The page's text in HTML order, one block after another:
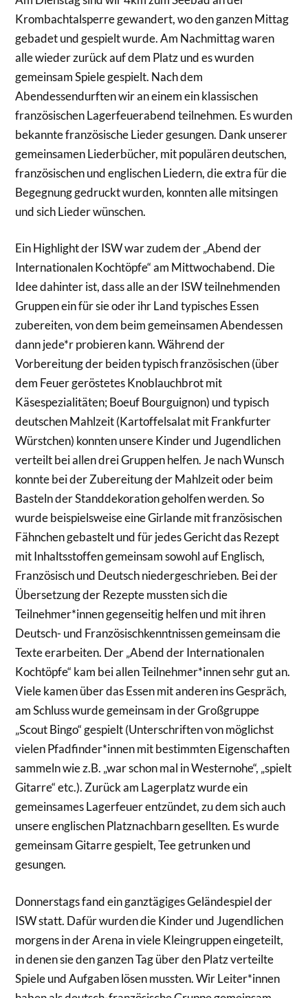
Krombachtalsperre gewandert, wo den ganzen Mittag
gebadet und gespielt wurde. Am Nachmittag waren
alle wieder zurück auf dem Platz und es wurden
gemeinsam Spiele gespielt. Nach dem
Abendessendurften wir an einem ein klassischen
französischen Lagerfeuerabend teilnehmen. Es wurden
bekannte französische Lieder gesungen. Dank unserer
gemeinsamen Liederbücher, mit populären deutschen,
französischen und englischen Liedern, die extra für die
Begegnung gedruckt wurden, konnten alle mitsingen
und sich Lieder wünschen.
Ein Highlight der ISW war zudem der „Abend der
Internationalen Kochtöpfe“ am Mittwochabend. Die
Idee dahinter ist, dass alle an der ISW teilnehmenden
Gruppen ein für sie oder ihr Land typisches Essen
zubereiten, von dem beim gemeinsamen Abendessen
dann jede*r probieren kann. Während der
Vorbereitung der beiden typisch französischen (über
dem Feuer geröstetes Knoblauchbrot mit
Käsespezialitäten; Boeuf Bourguignon) und typisch
deutschen Mahlzeit (Kartoffelsalat mit Frankfurter
Würstchen) konnten unsere Kinder und Jugendlichen
verteilt bei allen drei Gruppen helfen. Je nach Wunsch
konnte bei der Zubereitung der Mahlzeit oder beim
Basteln der Standdekoration geholfen werden. So
wurde beispielsweise eine Girlande mit französischen
Fähnchen gebastelt und für jedes Gericht das Rezept
mit Inhaltsstoffen gemeinsam sowohl auf Englisch,
Französisch und Deutsch niedergeschrieben. Bei der
Übersetzung der Rezepte mussten sich die
Teilnehmer*innen gegenseitig helfen und mit ihren
Deutsch- und Französischkenntnissen gemeinsam die
Texte erarbeiten. Der „Abend der Internationalen
Kochtöpfe“ kam bei allen Teilnehmer*innen sehr gut an.
Viele kamen über das Essen mit anderen ins Gespräch,
am Schluss wurde gemeinsam in der Großgruppe
„Scout Bingo“ gespielt (Unterschriften von möglichst
vielen Pfadfinder*innen mit bestimmten Eigenschaften
sammeln wie z.B. „war schon mal in Westernohe“, „spielt
Gitarre“ etc.). Zurück am Lagerplatz wurde ein
gemeinsames Lagerfeuer entzündet, zu dem sich auch
unsere englischen Platznachbarn gesellten. Es wurde
gemeinsam Gitarre gespielt, Tee getrunken und
gesungen.
Donnerstags fand ein ganztägiges Geländespiel der
ISW statt. Dafür wurden die Kinder und Jugendlichen
morgens in der Arena in viele Kleingruppen eingeteilt,
in denen sie den ganzen Tag über den Platz verteilte
Spiele und Aufgaben lösen mussten. Wir Leiter*innen